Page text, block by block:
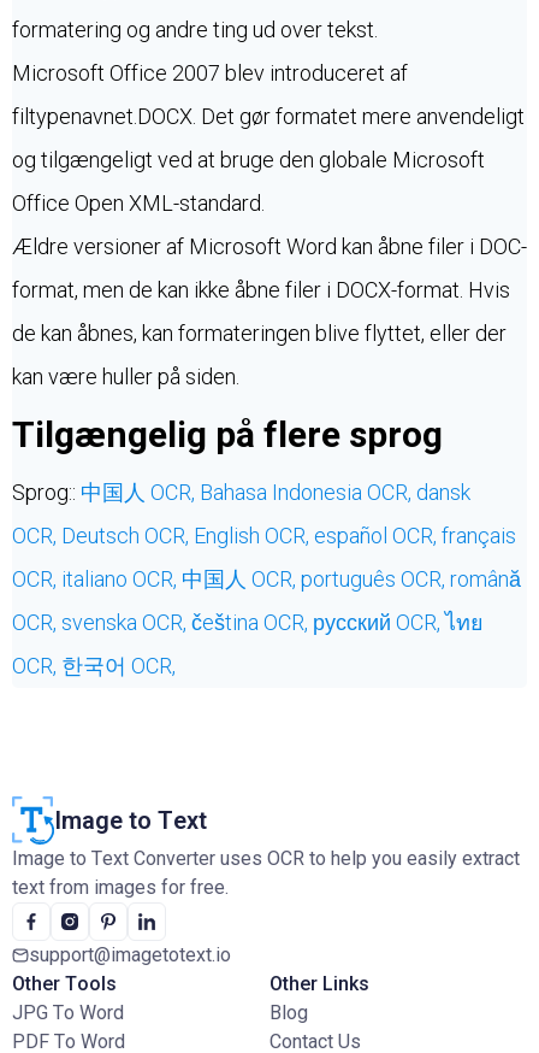
formatering og andre ting ud over tekst.
Microsoft Office 2007 blev introduceret af
filtypenavnet.DOCX. Det gør formatet mere anvendeligt
og tilgængeligt ved at bruge den globale Microsoft
Office Open XML-standard.
Ældre versioner af Microsoft Word kan åbne filer i DOC-
format, men de kan ikke åbne filer i DOCX-format. Hvis
de kan åbnes, kan formateringen blive flyttet, eller der
kan være huller på siden.
Tilgængelig på flere sprog
Sprog:: 中国人 OCR, Bahasa Indonesia OCR, dansk
OCR, Deutsch OCR, English OCR, español OCR, français
OCR, italiano OCR, 中国人 OCR, português OCR, română
OCR, svenska OCR, čeština OCR, русский OCR,ไทย
OCR, 한국어 OCR,
Image to Text
Image to Text Converter uses OCR to help you easily extract
text from images for free.
support@imagetotext.io
Other Tools
JPG To Word
PDF To Word
Other Links
Blog
Contact Us